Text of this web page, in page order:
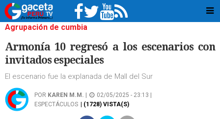
Agrupación de cumbia
Armonía 10 regresó a los escenarios con
invitados especiales
El escenario fue la explanada de Mall del Sur
POR KAREN M.M.
02/05/2025 - 23:13 |
ESPECTÁCULOS
| (1728) VISTA(S)